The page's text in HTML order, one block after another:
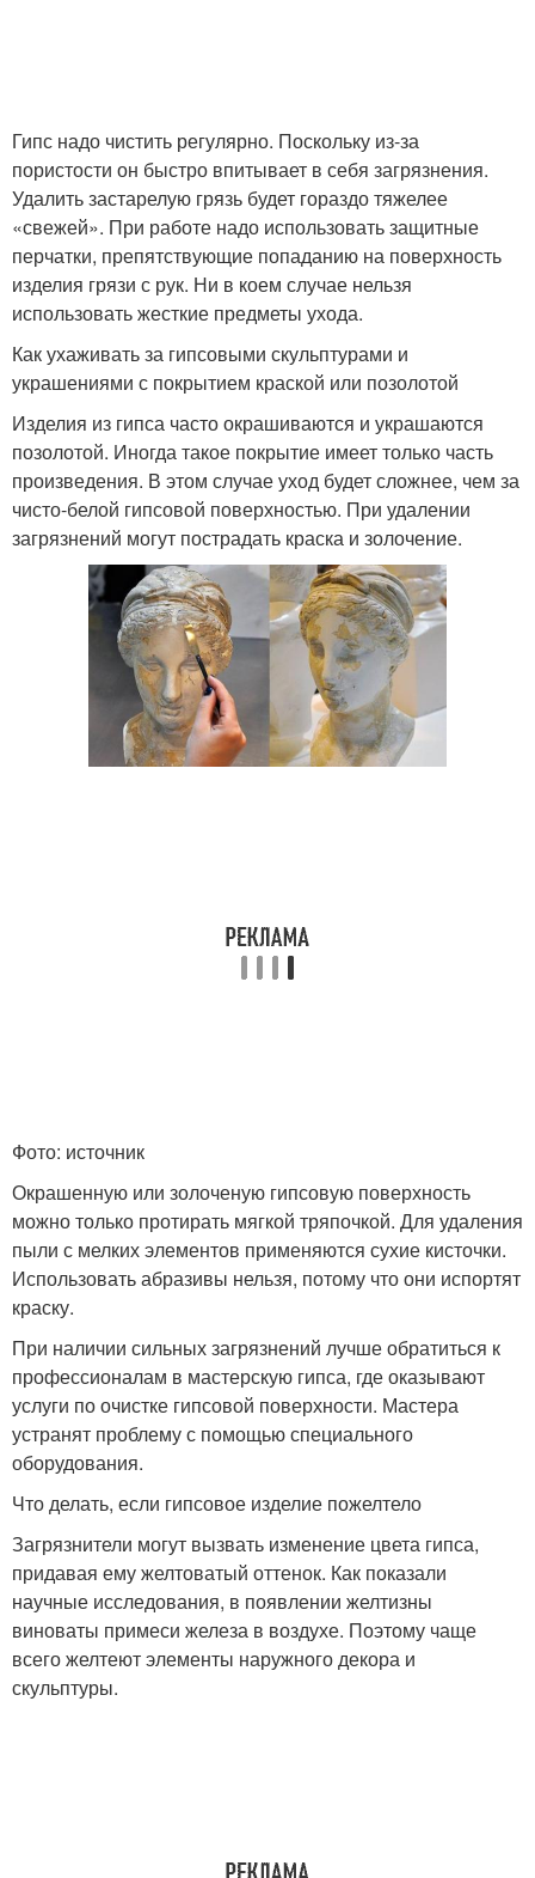
Гипс надо чистить регулярно. Поскольку из-за
пористости он быстро впитывает в себя загрязнения.
Удалить застарелую грязь будет гораздо тяжелее
«свежей». При работе надо использовать защитные
перчатки, препятствующие попаданию на поверхность
изделия грязи с рук. Ни в коем случае нельзя
использовать жесткие предметы ухода.
Как ухаживать за гипсовыми скульптурами и
украшениями с покрытием краской или позолотой
Изделия из гипса часто окрашиваются и украшаются
позолотой. Иногда такое покрытие имеет только часть
произведения. В этом случае уход будет сложнее, чем за
чисто-белой гипсовой поверхностью. При удалении
загрязнений могут пострадать краска и золочение.
Фото: источник
Окрашенную или золоченую гипсовую поверхность
можно только протирать мягкой тряпочкой. Для удаления
пыли с мелких элементов применяются сухие кисточки.
Использовать абразивы нельзя, потому что они испортят
краску.
При наличии сильных загрязнений лучше обратиться к
профессионалам в мастерскую гипса, где оказывают
услуги по очистке гипсовой поверхности. Мастера
устранят проблему с помощью специального
оборудования.
Что делать, если гипсовое изделие пожелтело
Загрязнители могут вызвать изменение цвета гипса,
придавая ему желтоватый оттенок. Как показали
научные исследования, в появлении желтизны
виноваты примеси железа в воздухе. Поэтому чаще
всего желтеют элементы наружного декора и
скульптуры.